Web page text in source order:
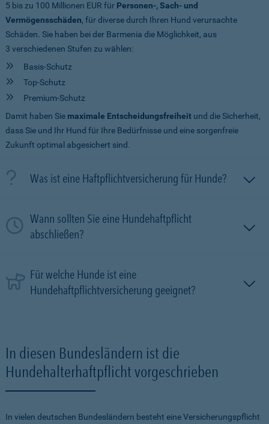
5 bis zu 100 Millionen EUR für Personen-, Sach- und
Vermögensschäden, für diverse durch Ihren Hund verursachte
Schäden. Sie haben bei der Barmenia die Möglichkeit, aus
3 verschiedenen Stufen zu wählen:
Basis-Schutz
Top-Schutz
Premium-Schutz
Damit haben Sie maximale Entscheidungsfreiheit und die Sicherheit,
dass Sie und Ihr Hund für Ihre Bedürfnisse und eine sorgenfreie
Zukunft optimal abgesichert sind.
Was ist eine Haftpflichtversicherung für Hunde?
Wann sollten Sie eine Hundehaftpflicht
abschließen?
Für welche Hunde ist eine
Hundehaftpflichtversicherung geeignet?
In diesen Bundesländern ist die
Hundehalterhaftpflicht vorgeschrieben
In vielen deutschen Bundesländern besteht eine Versicherungspflicht